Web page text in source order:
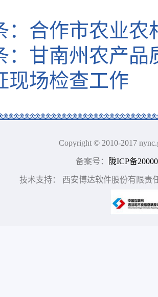
合作市农业农
甘南州农产品
现场检查工作
Copyright © 2010-2017
备案号： 陇ICP备
技术支持： 西安博达软件股份有限责